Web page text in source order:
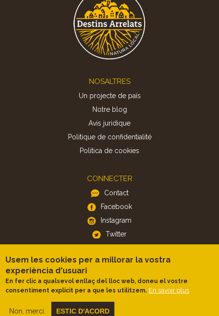
NOSALTRES
Un projecte de país
Notre blog
Avis juridique
Politique de confidentialité
Politica de cookies
CONNECTER
Contact
Facebook
Instagram
Twitter
APP
Android
Usem les cookies per a millorar la vostra
experiència d'usuari
En fer clic a qualsevol enllaç del lloc web, doneu el vostre
consentiment explícit per a que les utilitzem. En savoir plus
Non, merci. ESTIC D'ACORD